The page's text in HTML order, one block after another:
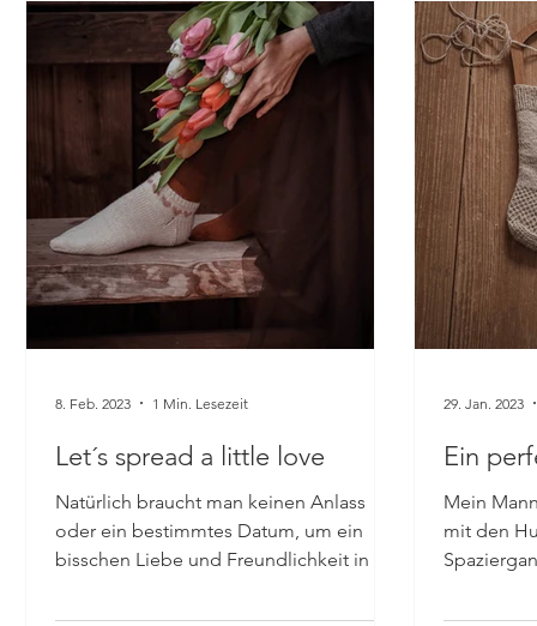
Let´s spread a little love
Natürlich braucht man keinen Anlass
oder ein bestimmtes Datum, um ein
bisschen Liebe und Freundlichkeit in die
8. Feb. 2023 1 Min. Lesezeit
Ein
Mein
mit den
29. Jan. 2023